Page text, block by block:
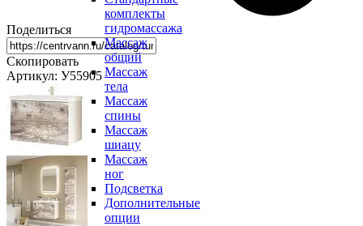
комплекты
гидромассажа
Массаж
общий
Массаж
тела
Массаж
спины
Массаж
шиацу
Массаж
ног
Подсветка
Дополнительные
опции
Поделиться
Скопировать
Артикул: У55905